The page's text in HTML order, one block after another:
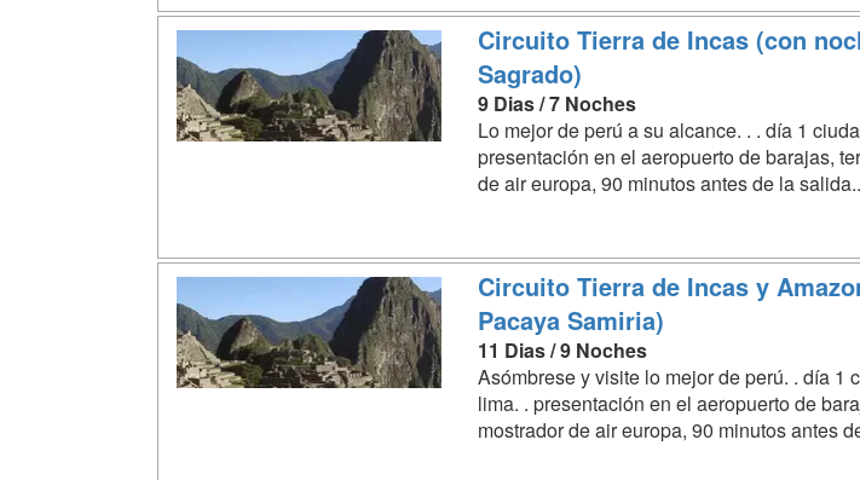
Circuito Tierra de Incas (con
Sagrado)
9 Dias / 7 Noches
Lo mejor de perú a su alcance. . . día 1
presentación en el aeropuerto de barajas,
de air europa, 90 minutos antes de la
Circuito Tierra de Incas y
Pacaya Samiria)
11 Dias / 9 Noches
Asómbrese y visite lo mejor de perú. . día 1
lima. . presentación en el aeropuerto de
mostrador de air europa, 90 minutos antes